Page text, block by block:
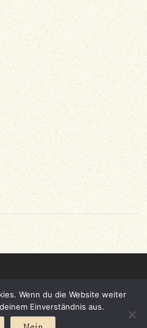
||Powered byWordPress
Wenn du die Website weiter
Einverständnis aus.